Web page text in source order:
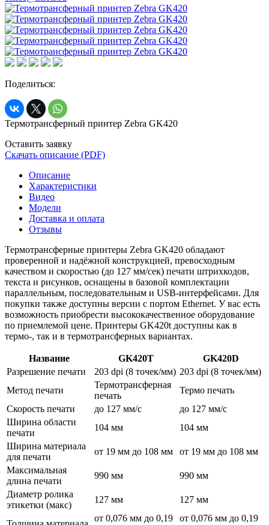
Поделиться:
Термотрансферный принтер Zebra GK420
Оставить заявку
Скачать описание (PDF)
Описание
Характеристики
Видео
Модели
Доставка и оплата
Отзывы
Термотрансферные принтеры Zebra GK420 обладают
проверенной и надёжной конструкцией, превосходным
качеством и скоростью (до 127 мм/сек) печати штрихкодов,
текста и рисунков, оснащены в базовой комплектации
параллельным, последовательным и USB-интерфейсами. Для
покупки также доступны версии с портом Ethernet. У вас есть
возможность приобрести высококачественное оборудование
по приемлемой цене. Принтеры GK420t доступны как в
термо-, так и в термотрансферных вариантах.
Название GK420T
GK420D
Разрешение печати
203 dpi (8 точек/мм) 203 dpi (8 точек/мм)
Метод печати
Термотрансферная
печать
Термо печать
Скорость печати
до 127 мм/с
до 127 мм/с
Ширина области
печати
104 мм
104 мм
Ширина материала
для печати
от 19 мм до 108 мм
от 19 мм до 108 мм
Максимальная
длина печати
990 мм
990 мм
Диаметр ролика
этикетки (макс)
127 мм 127 мм
от 0,076 мм до 0,19
от 0,076 мм до 0,19